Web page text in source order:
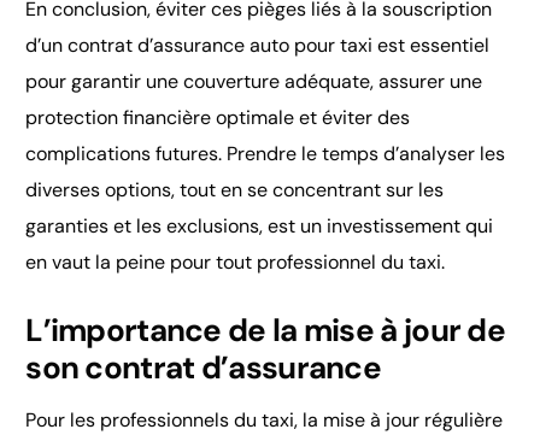
En conclusion, éviter ces pièges liés à la souscription
d’un contrat d’assurance auto pour taxi est essentiel
pour garantir une couverture adéquate, assurer une
protection financière optimale et éviter des
complications futures. Prendre le temps d’analyser les
diverses options, tout en se concentrant sur les
garanties et les exclusions, est un investissement qui
en vaut la peine pour tout professionnel du taxi.
L’importance de la mise à jour de
son contrat d’assurance
Pour les professionnels du taxi, la mise à jour régulière